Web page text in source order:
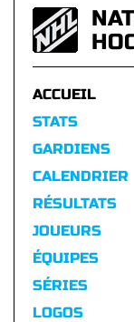
ACCUEIL
STATS
GARDIENS
CALENDRIER
RÉSULTATS
JOUEURS
ÉQUIPES
SÉRIES
LOGOS